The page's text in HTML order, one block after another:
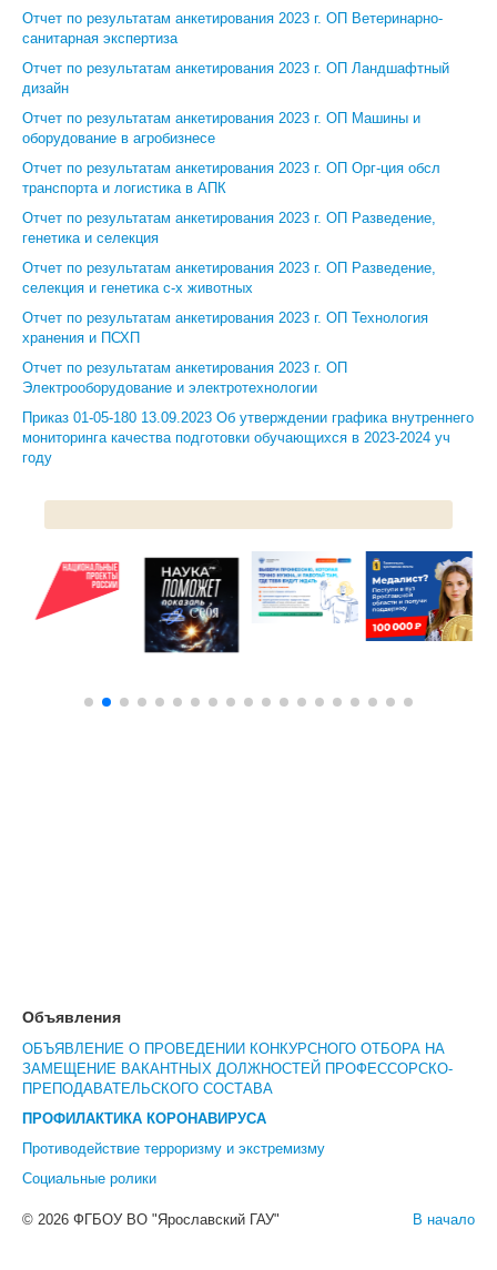
ПОДГОТОВИТЕЛЬНОЕ ОТДЕЛЕНИЕ ДЛЯ ИНОСТРАНЦЕВ
ВЫПУСКНИКУ
ЦЕНТР КОМПЕТЕНЦИЙ
НОВОСТИ
ОБРАЗОВАНИЕ
РАБОТА В УНИВЕРСИТЕТЕ
ЦКП АГРОТЕХНОЛОГИИ
НАЦИОНАЛЬНЫЕ ПРОЕКТЫ РОССИИ
ЕДИНОЕ ОКНО
СТИПЕНДИАЛЬНЫЕ ПРОГРАММЫ
ПРОТИВОДЕЙСТВИЕ ТЕРРОРИЗМУ
ПРОТИВОДЕЙСТВИЕ КОРРУПЦИИ
ОБЩЕЖИТИЕ
Отчет по результатам анкетирования 2023 г. ОП Ветеринарно-
санитарная экспертиза
Отчет по результатам анкетирования 2023 г. ОП Ландшафтный
дизайн
Отчет по результатам анкетирования 2023 г. ОП Машины и
оборудование в агробизнесе
Отчет по результатам анкетирования 2023 г. ОП Орг-ция обсл
транспорта и логистика в АПК
Отчет по результатам анкетирования 2023 г. ОП Разведение,
генетика и селекция
Отчет по результатам анкетирования 2023 г. ОП Разведение,
селекция и генетика с-х животных
Отчет по результатам анкетирования 2023 г. ОП Технология
хранения и ПСХП
Отчет по результатам анкетирования 2023 г. ОП
Электрооборудование и электротехнологии
Приказ 01-05-180 13.09.2023 Об утверждении графика внутреннего
мониторинга качества подготовки обучающихся в 2023-2024 уч
году
Объявления
ОБЪЯВЛЕНИЕ О ПРОВЕДЕНИИ КОНКУРСНОГО ОТБОРА НА
ЗАМЕЩЕНИЕ ВАКАНТНЫХ ДОЛЖНОСТЕЙ ПРОФЕССОРСКО-
ПРЕПОДАВАТЕЛЬСКОГО СОСТАВА
ПРОФИЛАКТИКА КОРОНАВИРУСА
Противодействие терроризму и экстремизму
Социальные ролики
В начало
© 2026 ФГБОУ ВО "Ярославский ГАУ"